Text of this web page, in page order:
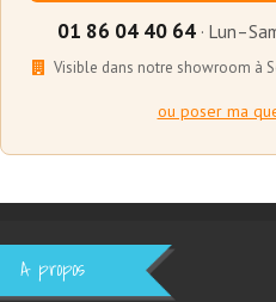
01 86 04 40 64·
Visible dans notre showroom à
ou poser ma
A propos